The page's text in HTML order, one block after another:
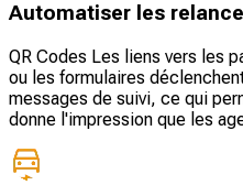
Automatiser les
QR Codes Les liens vers les
ou les formulaires
messages de suivi, ce qui
donne l'impression que les